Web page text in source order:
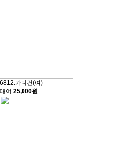
6812.가디건(여)
대여 25,000원